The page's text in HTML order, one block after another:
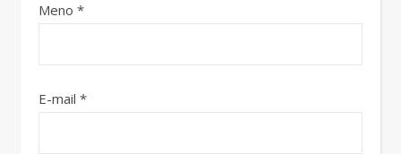
Meno *
E-mail *